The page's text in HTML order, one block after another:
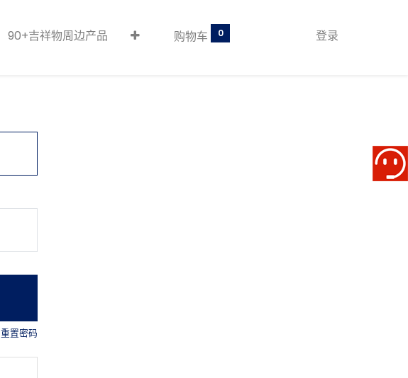
90+吉祥物周边产品 购物车 0 登录
重置密码